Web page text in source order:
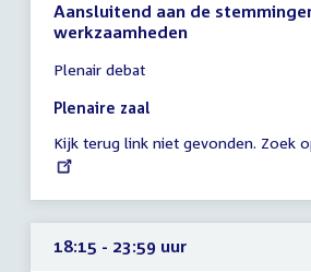
Aansluitend aan de
werkzaamheden
vergadering
16:15
23:59
uur
Plenair debat
Plenaire zaal
Kijk terug link niet gevonden. Zoek
18:15 - 23:59 uur